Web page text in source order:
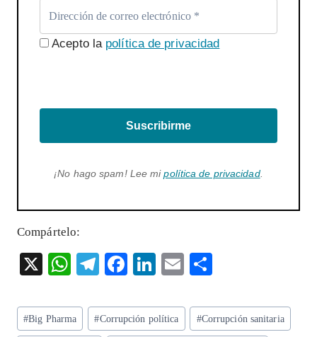
Acepto la política de privacidad
Suscribirme
¡No hago spam! Lee mipolítica de privacidad.
Compártelo:
X
W
ts
A
T
eg
ra
F
eb
o
Li
ke
dI
E
ai
l
re
Etiquetas
de
#Big Pharma #Corrupción política #Corrupción sanitaria